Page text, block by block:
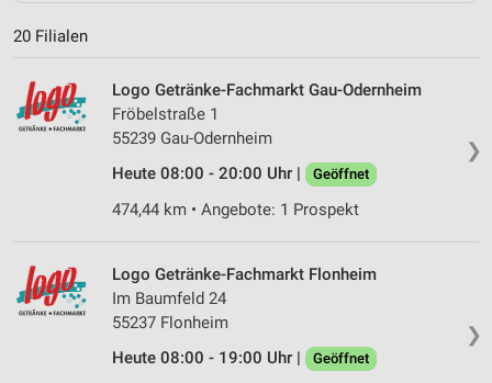
20 Filialen
❯
Logo Getränke-Fachmarkt Gau-Odernheim
Fröbelstraße 1
55239 Gau-Odernheim
Heute 08:00 - 20:00 Uhr |
Geöffnet
474,44 km • Angebote: 1 Prospekt
❯
Logo Getränke-Fachmarkt Flonheim
Im Baumfeld 24
55237 Flonheim
Heute 08:00 - 19:00 Uhr |
Geöffnet